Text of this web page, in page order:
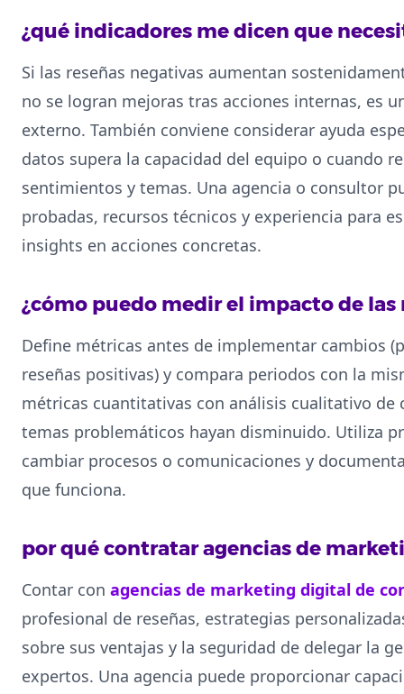
¿qué indicadores me dicen que
Si las reseñas negativas aumentan
no se logran mejoras tras acciones internas, es
externo. También conviene considerar ayuda
datos supera la capacidad del equipo o cuando
sentimientos y temas. Una agencia o consultor
probadas, recursos técnicos y experiencia para
insights en acciones concretas.
¿cómo puedo medir el impacto de
Define métricas antes de implementar cambios
reseñas positivas) y compara periodos con la
métricas cuantitativas con análisis cualitativo de
temas problemáticos hayan disminuido. Utiliza
cambiar procesos o comunicaciones y
que funciona.
por qué contratar agencias de
Contar con agencias de marketing digital de
profesional de reseñas, estrategias
sobre sus ventajas y la seguridad de delegar la
expertos. Una agencia puede proporcionar